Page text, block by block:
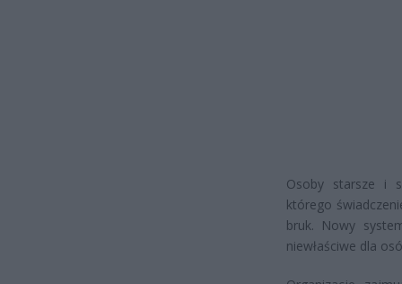
Osoby starsze i
którego
bruk. Nowy
niewłaściwe dla